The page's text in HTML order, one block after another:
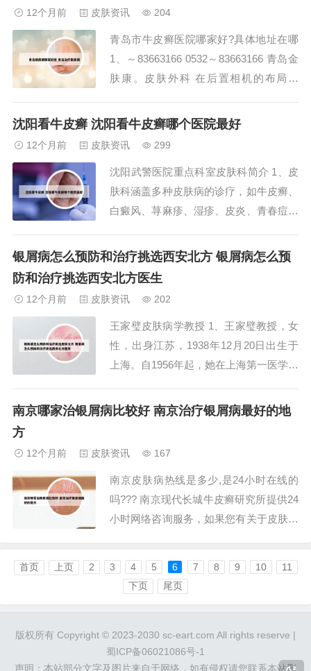
时也是中医学会陕西省皮科学会的主任委
员。冯捷在19...
12个月前 皮肤资讯 204
青岛市牛皮癣医院哪家好?具体地址在哪
1、～83663166 0532～83663166 青岛金
肤康。皮肤外科 在后置相机的布局方
奥利奥的后置三摄布局，相机模组有些许
器，整机标配8G...
沈阳看牛皮癣 沈阳看牛皮癣哪个医院最好
12个月前 皮肤资讯 299
沈阳武警医院重点科室皮肤科简介 1、皮
肤科涵盖多种皮肤病的诊疗，如牛皮癣、
白癜风、荨麻疹、湿疹、皮炎、青春痘和
其专科特色鲜明，年完成门诊量超过20万
例，收治患者近15万人，临床初诊与确诊
的符合率高达96%。2、位于沈阳的武警
医院皮肤科作为重点科室，以其专业的权
威性...
银屑病怎么预防和治疗挑选西安北方 银屑病怎么预
防和治疗挑选西安北方医生
12个月前 皮肤资讯 202
王家璧皮肤病学教授 1、王家璧教授，女
性，出身江苏，1938年12月20日出生于
上海。自1956年起，她在上海第一医学院
她的临床生涯。2、王家璧 职称：主任医
外阴疾病及皮肤肿瘤、重症银屑病...
南京哪家治银屑病比较好 南京治疗银屑病最好的地
方
12个月前 皮肤资讯 167
南京皮肤病热线是多少,是24小时在线的
吗??? 南京现代长城牛皮癣研究所提供24
小时网络咨询服务，如果您有关于皮肤问
助。他们的免费咨询热线是400-799-869
9，无论是白天还是夜晚，都可以联系到
专业的皮肤科在线医生。这项服务旨在为
首页 上页 2 3 4 5 6 7 8 9 10
11
下页
尾页
版权所有 Copyright © 2023-2030 sc-eart.com All rights reserve |
蜀ICP备06021086号-1
声明：本站部分文字及图片来自于网络，如有侵权请您联系本站删